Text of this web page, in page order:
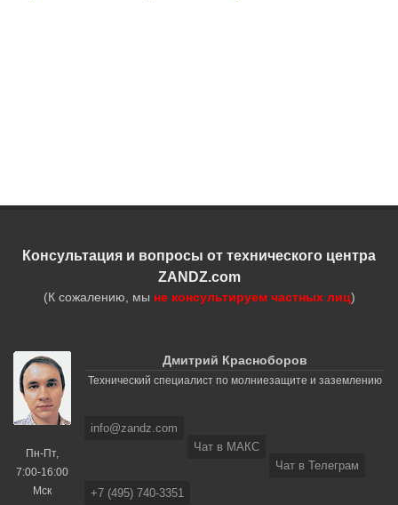
Консультация и вопросы от технического центра
ZANDZ.com
(К сожалению, мы не консультируем частных лиц)
Пн-Пт,
7:00-16:00
Мск
Дмитрий Красноборов
Технический специалист по молниезащите и заземлению
info@zandz.com
Чат в МАКС
Чат в Телеграм
+7 (495) 740-3351